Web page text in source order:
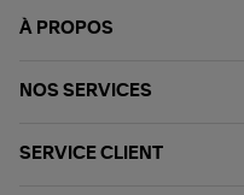
À PROPOS
NOS SERVICES
SERVICE CLIENT